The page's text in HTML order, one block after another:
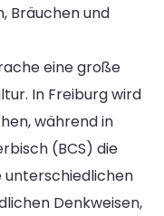
Bräuchen und
eine große
In Freiburg wird
während in
(BCS) die
unterschiedlichen
Denkweisen,